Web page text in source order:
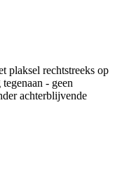
plaksel rechtstreeks op
- geen
achterblijvende